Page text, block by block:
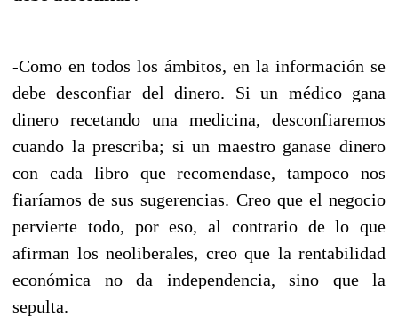
-Como en todos los ámbitos, en la información se
debe desconfiar del dinero. Si un médico gana
dinero recetando una medicina, desconfiaremos
cuando la prescriba; si un maestro ganase dinero
con cada libro que recomendase, tampoco nos
fiaríamos de sus sugerencias. Creo que el negocio
pervierte todo, por eso, al contrario de lo que
afirman los neoliberales, creo que la rentabilidad
económica no da independencia, sino que la
sepulta.